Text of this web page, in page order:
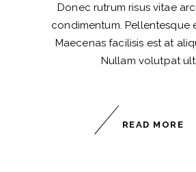
Donec rutrum risus vitae
condimentum. Pellentesque
Maecenas facilisis est at
Nullam volutpat ult
READ MORE